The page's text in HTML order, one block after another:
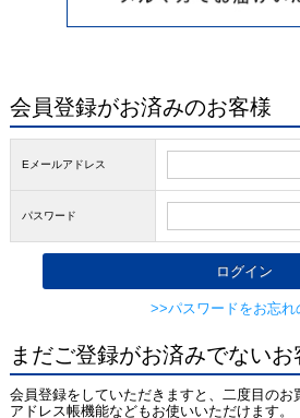
会員登録がお済みのお客様
Eメールアドレス
パスワード
>>パスワードをお忘れ
まだご登録がお済みでないお
会員登録をしていただきますと、二度目のお
アドレス帳機能などもお使いいただけます。